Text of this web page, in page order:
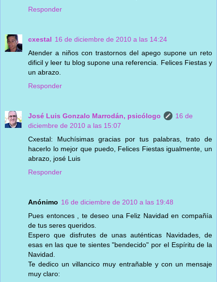
Responder
cxestal 16 de diciembre de 2010 a las 14:24
Atender a niños con trastornos del apego supone un reto
dificil y leer tu blog supone una referencia. Felices Fiestas y
un abrazo.
Responder
José Luis Gonzalo Marrodán, psicólogo
16 de
diciembre de 2010 a las 15:07
Cxestal: Muchísimas gracias por tus palabras, trato de
hacerlo lo mejor que puedo, Felices Fiestas igualmente, un
abrazo, josé Luis
Responder
Anónimo 16 de diciembre de 2010 a las 19:48
Pues entonces , te deseo una Feliz Navidad en compañía
de tus seres queridos.
Espero que disfrutes de unas auténticas Navidades, de
esas en las que te sientes "bendecido" por el Espíritu de la
Navidad.
Te dedico un villancico muy entrañable y con un mensaje
muy claro: